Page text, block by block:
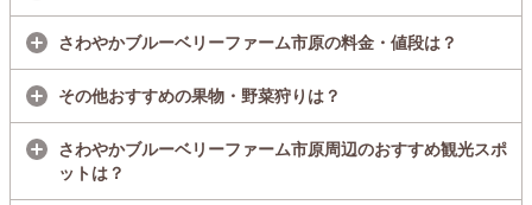
さわやかブルーベリーファーム市原の料金・値段は？
その他おすすめの果物・野菜狩りは？
さわやかブルーベリーファーム市原周辺のおすすめ観光スポ
ットは？